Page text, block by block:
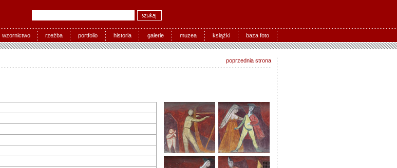
wzornictwo rzeźba portfolio historia galerie muzea książki baza foto
poprzednia strona